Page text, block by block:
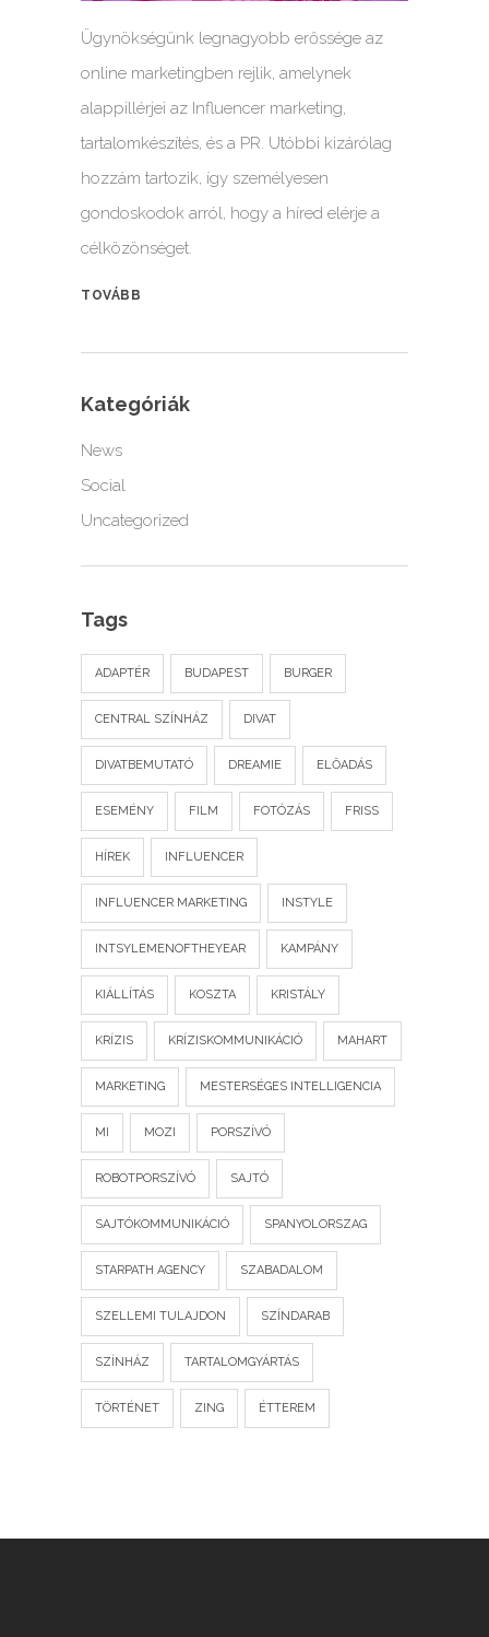
Ügynökségünk legnagyobb erőssége az
online marketingben rejlik, amelynek
alappillérjei az Influencer marketing,
tartalomkészítés, és a PR. Utóbbi kizárólag
hozzám tartozik, így személyesen
gondoskodok arról, hogy a híred elérje a
célközönséget.
TOVÁBB
Kategóriák
News
Social
Uncategorized
Tags
ADAPTÉR BUDAPEST BURGER
CENTRAL SZÍNHÁZ DIVAT
DIVATBEMUTATÓ DREAMIE ELŐADÁS
ESEMÉNY FILM FOTÓZÁS FRISS
HÍREK INFLUENCER
INFLUENCER MARKETING INSTYLE
INTSYLEMENOFTHEYEAR KAMPÁNY
KIÁLLÍTÁS KOSZTA KRISTÁLY
KRÍZIS KRÍZISKOMMUNIKÁCIÓ MAHART
MARKETING MESTERSÉGES INTELLIGENCIA
MI MOZI PORSZÍVÓ
ROBOTPORSZÍVÓ SAJTÓ
SAJTÓKOMMUNIKÁCIÓ SPANYOLORSZAG
STARPATH AGENCY SZABADALOM
SZELLEMI TULAJDON SZÍNDARAB
SZÍNHÁZ TARTALOMGYÁRTÁS
TÖRTÉNET ZING ÉTTEREM